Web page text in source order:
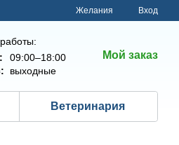
Желания Вход
09:00–18:00
выходные
Мой заказ
Ветеринария